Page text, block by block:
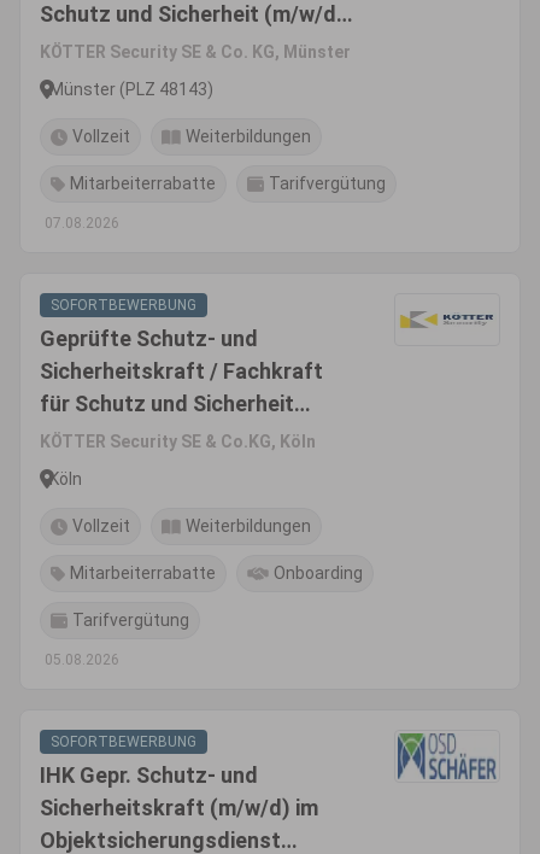
Schutz und Sicherheit (m/w/d)
- Münster
KÖTTER Security SE & Co. KG, Münster
Münster (PLZ 48143)
Vollzeit Weiterbildungen
Mitarbeiterrabatte Tarifvergütung
07.08.2026
SOFORTBEWERBUNG
Geprüfte Schutz- und
Sicherheitskraft / Fachkraft
für Schutz und Sicherheit
(m/w/d) - Raum Köln
KÖTTER Security SE & Co.KG, Köln
Köln
Vollzeit Weiterbildungen
Mitarbeiterrabatte Onboarding
Tarifvergütung
05.08.2026
SOFORTBEWERBUNG
IHK Gepr. Schutz- und
Sicherheitskraft (m/w/d) im
Objektsicherungsdienst